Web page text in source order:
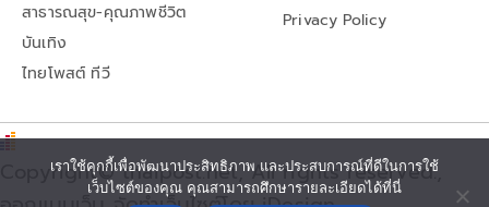
สาธารณสุข-คุณภาพชีวิต
บันเทิง
ไทยโพสต์ ทีวี
Privacy Policy
Copyright© thaipost.net, All rights reserved.,
เราใช้คุกกี้เพื่อพัฒนาประสิทธิภาพ และประสบการณ์ที่ดีในการใช้
เว็บไซต์ของคุณ คุณสามารถศึกษารายละเอียดได้ที่นี่